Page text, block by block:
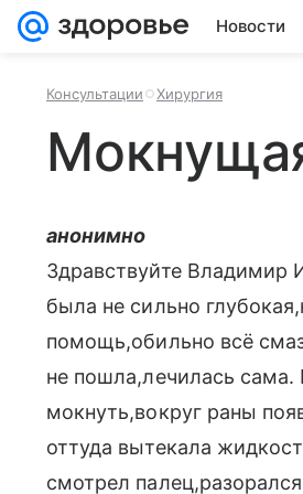
Новости
Консультации Хирургия
анонимно
Здравствуйте Владимир
была не сильно
помощь,обильно всё
не пошла,лечилась
мокнуть,вокруг раны
оттуда вытекала
смотрел